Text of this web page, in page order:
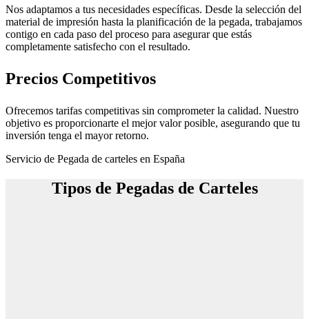
Nos adaptamos a tus necesidades específicas. Desde la selección del
material de impresión hasta la planificación de la pegada, trabajamos
contigo en cada paso del proceso para asegurar que estás
completamente satisfecho con el resultado.
Precios Competitivos
Ofrecemos tarifas competitivas sin comprometer la calidad. Nuestro
objetivo es proporcionarte el mejor valor posible, asegurando que tu
inversión tenga el mayor retorno.
Servicio de Pegada de carteles en España
Tipos de Pegadas de Carteles